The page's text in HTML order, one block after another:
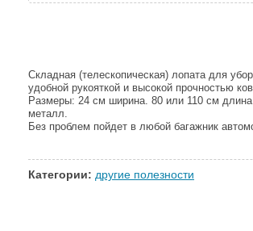
Складная (телескопическая) лопата для
удобной рукояткой и высокой прочностью
Размеры: 24 см ширина. 80 или 110 см
металл.
Без проблем пойдет в любой багажник
Категории: другие полезности